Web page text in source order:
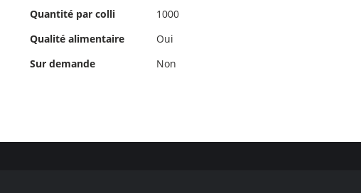
d’images
Pour
d'informations
Quantité par colli
1000
Qualité alimentaire
Oui
Sur demande
Non